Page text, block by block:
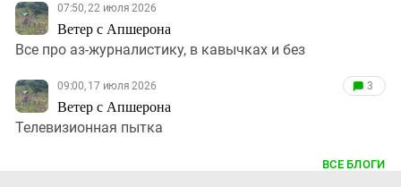
07:50, 22 июля 2026
Ветер с Апшерона
Все про аз-журналистику, в кавычках и без
09:00, 17 июля 2026
Ветер с Апшерона
3
Телевизионная пытка
ВСЕ БЛОГИ